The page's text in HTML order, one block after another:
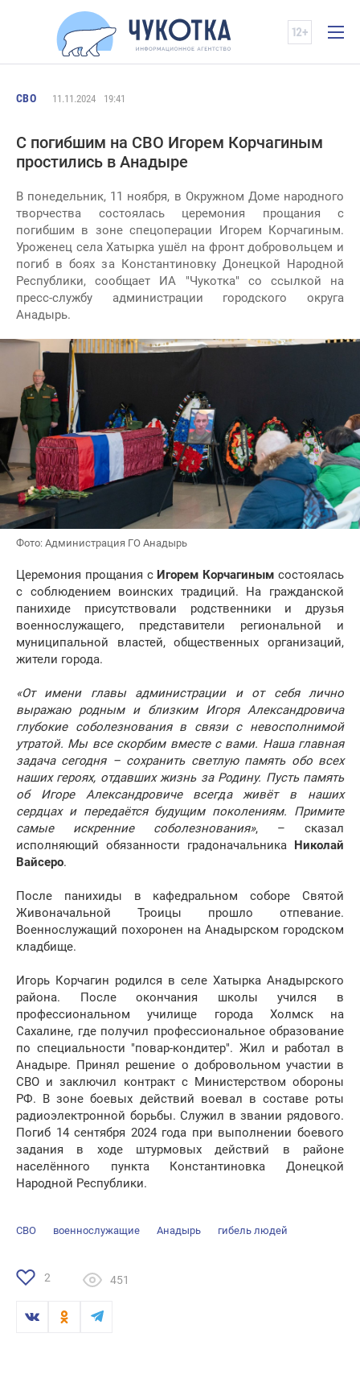
СВО 11.11.2024 19:41
С погибшим на СВО Игорем Корчагиным
простились в Анадыре
В понедельник, 11 ноября, в Окружном Доме народного
творчества состоялась церемония прощания с
погибшим в зоне спецоперации Игорем Корчагиным.
Уроженец села Хатырка ушёл на фронт добровольцем и
погиб в боях за Константиновку Донецкой Народной
Республики, сообщает ИА "Чукотка" со ссылкой на
пресс-службу администрации городского округа
Анадырь.
Фото: Администрация ГО Анадырь
Церемония прощания сИгорем Корчагиным состоялась
с соблюдением воинских традиций. На гражданской
панихиде присутствовали родственники и друзья
военнослужащего, представители региональной и
муниципальной властей, общественных организаций,
жители города.
«От имени главы администрации и от себя лично
выражаю родным и близким Игоря Александровича
глубокие соболезнования в связи с невосполнимой
утратой. Мы все скорбим вместе с вами. Наша главная
задача сегодня – сохранить светлую память обо всех
наших героях, отдавших жизнь за Родину. Пусть память
об Игоре Александровиче всегда живёт в наших
сердцах и передаётся будущим поколениям. Примите
самые искренние соболезнования», – сказал
исполняющий обязанности градоначальника Николай
Вайсеро.
После панихиды в кафедральном соборе Святой
Живоначальной Троицы прошло отпевание.
Военнослужащий похоронен на Анадырском городском
кладбище.
Игорь Корчагин родился в селе Хатырка Анадырского
района. После окончания школы учился в
профессиональном училище города Холмск на
Сахалине, где получил профессиональное образование
по специальности "повар-кондитер". Жил и работал в
Анадыре. Принял решение о добровольном участии в
СВО и заключил контракт с Министерством обороны
РФ. В зоне боевых действий воевал в составе роты
радиоэлектронной борьбы. Служил в звании рядового.
Погиб 14 сентября 2024 года при выполнении боевого
задания в ходе штурмовых действий в районе
населённого пункта Константиновка Донецкой
Народной Республики.
СВО военнослужащие Анадырь гибель людей
2 451